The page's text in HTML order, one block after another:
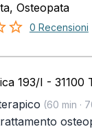
Osteopata
0 Recensioni
193/I - 31100
(60 min ·